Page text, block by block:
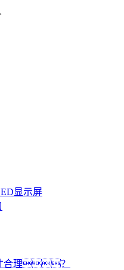
显示屏
才合理？